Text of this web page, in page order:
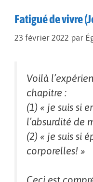
Fatigué de vivre
23 février 2022 par
Voilà
chapitre :
(1) « je suis si
l’absurdité de
(2) « je suis si
corporelles! »